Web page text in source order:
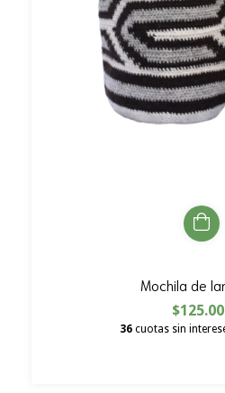
Mochila de
36 cuotas sin